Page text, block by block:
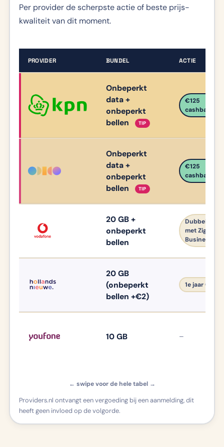
Per provider de scherpste actie of beste prijs-
kwaliteit van dit moment.
e
p
d
PROVIDER BUNDEL ACTIE
Onbeperkt
data +
onbeperkt
bellen
TIP
€125
cashback
Onbeperkt
data +
onbeperkt
bellen
TIP
€125
cashback
20 GB +
onbeperkt
bellen
Dubbele
met Ziggo
Business
20 GB
(onbeperkt
bellen +€2)
1e jaar €4,50
10 GB –
← swipe voor de hele tabel →
Providers.nl ontvangt een vergoeding bij een aanmelding, dit
heeft geen invloed op de volgorde.